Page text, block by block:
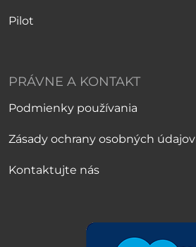
Pilot
PRÁVNE A KONTAKT
Podmienky používania
Zásady ochrany osobných údajov
Kontaktujte nás